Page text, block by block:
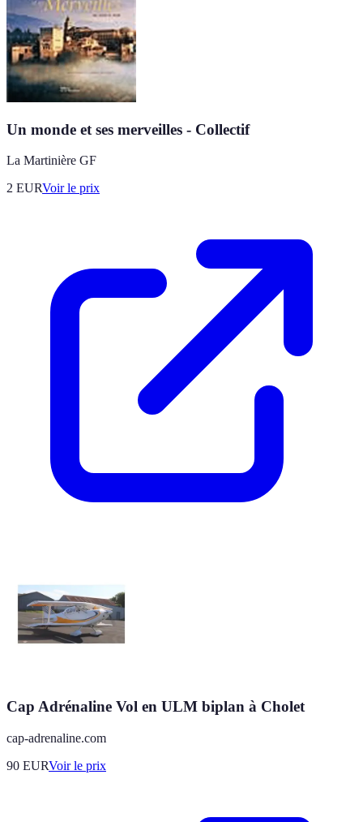
Un monde et ses merveilles - Collectif
La Martinière GF
2 EURVoir le prix
Cap Adrénaline Vol en ULM biplan à Cholet
cap-adrenaline.com
90 EURVoir le prix